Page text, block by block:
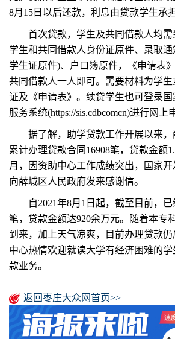
8月15日以后还款，利息由贷款学生承担
首次贷款，学生及共同借款人均需
学生和共同借款人身份证原件、录取
学生证原件)、户口簿原件，《申请表
共同借款人一人即可。需要材料为学
证及《申请表》。续贷学生也可登录
服务系统(https://sis.cdbcomcn)进行网上
据了解，助学贷款工作开展以来，
累计办理贷款合同16908笔，贷款金额
月，因资助中心工作成绩突出，国家开
向薛城区人民政府发来感谢信。
自2021年8月1日起，截至目前，已
笔，贷款金额达920余万元。随着本专
到来，加上天气凉爽，目前办理贷款
中心热情欢迎就读大学有经济困难的
款业务。
返回枣庄大众网首页>>